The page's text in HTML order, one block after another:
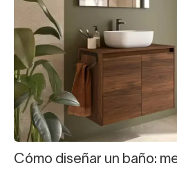
Cómo diseñar un baño: